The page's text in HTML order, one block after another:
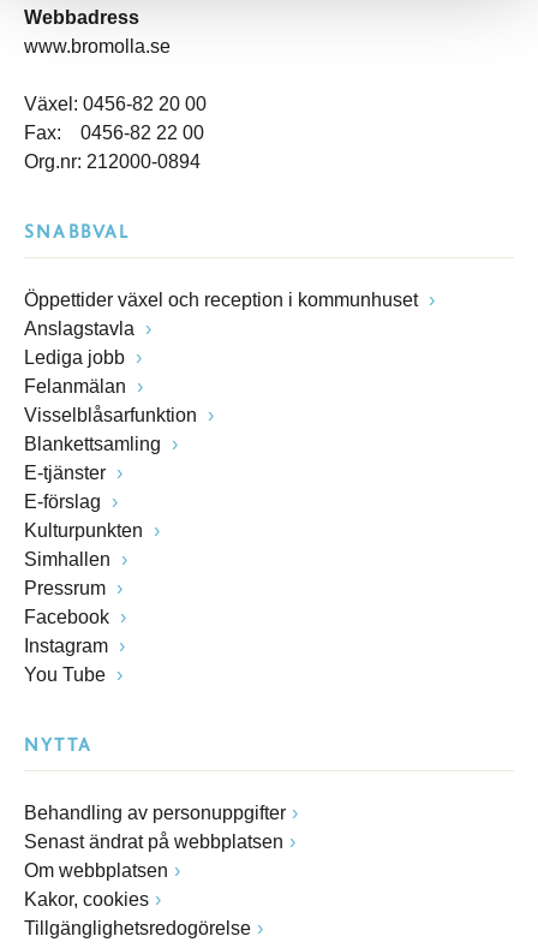
Webbadress
www.bromolla.se
Växel: 0456-82 20 00
Fax: 0456-82 22 00
Org.nr: 212000-0894
SNABBVAL
Öppettider växel och reception i kommunhuset
Anslagstavla
Lediga jobb
Felanmälan
Visselblåsarfunktion
Blankettsamling
E-tjänster
E-förslag
Kulturpunkten
Simhallen
Pressrum
Facebook
Instagram
You Tube
NYTTA
Behandling av personuppgifter
Senast ändrat på webbplatsen
Om webbplatsen
Kakor, cookies
Tillgänglighetsredogörelse